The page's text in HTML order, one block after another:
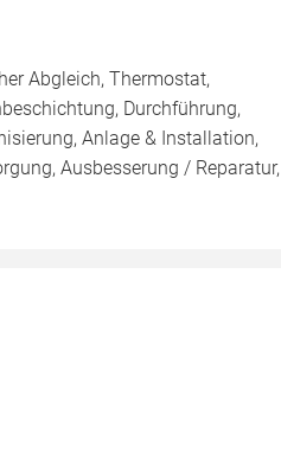
Abgleich, Thermostat,
Durchführung,
Anlage & Installation,
Ausbesserung / Reparatur,